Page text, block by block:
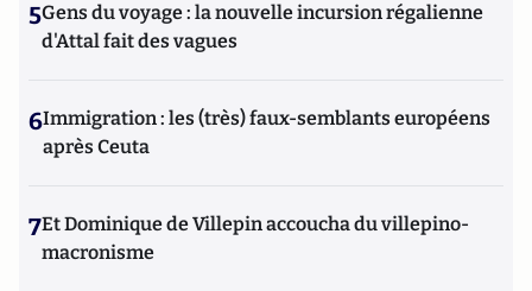
5Gens du voyage : la nouvelle incursion régalienne
d'Attal fait des vagues
6Immigration : les (très) faux-semblants européens
après Ceuta
7Et Dominique de Villepin accoucha du villepino-
macronisme